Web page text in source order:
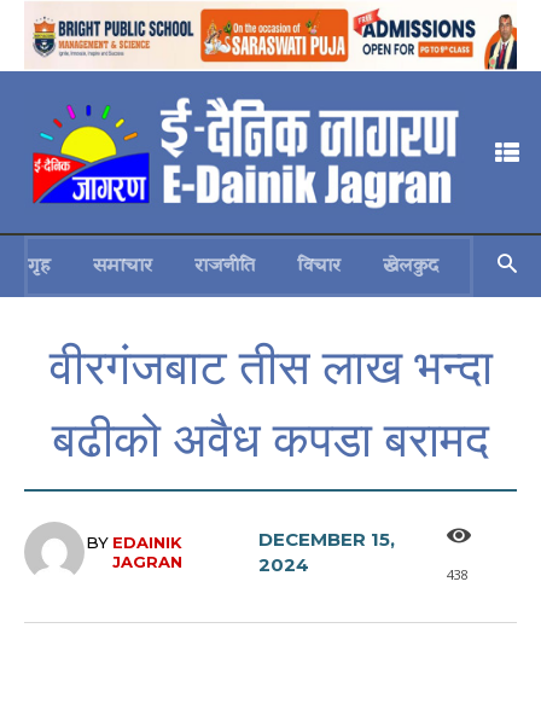
गृह समाचार राजनीति विचार खेलकुद स्वास्थ्य
वीरगंजबाट तीस लाख भन्दा
बढीको अवैध कपडा बरामद
BY EDAINIK
JAGRAN
DECEMBER 15,
2024
438